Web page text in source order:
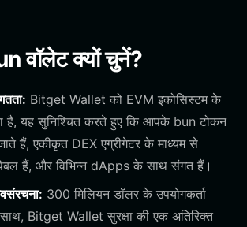
वॉलेट क्यों चुनें?
Bitget Wallet को EVM इकोसिस्टम के
है, यह सुनिश्चित करते हुए कि आपके bun टोकन
हैं, एकीकृत DEX एग्रीगेटर के माध्यम से
हैं, और विभिन्न dApps के साथ संगत हैं।
300 मिलियन डॉलर के उपयोगकर्ता
Bitget Wallet सुरक्षा की एक अतिरिक्त